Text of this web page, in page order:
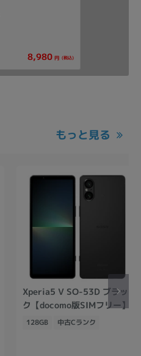
8,980 円 (税込)
もっと見る
Xperia5 V SO-53D ブラッ
ク【docomo版SIMフリー】
128GB 中古Cランク